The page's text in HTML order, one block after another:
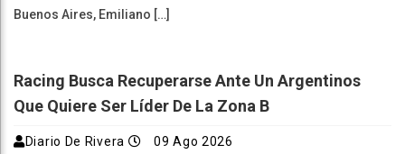
Buenos Aires, Emiliano […]
Racing Busca Recuperarse Ante Un Argentinos
Que Quiere Ser Líder De La Zona B
Diario De Rivera 09 Ago 2026